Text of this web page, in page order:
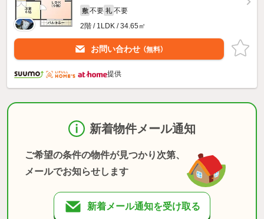
敷 不要 礼 不要
2階 / 1LDK / 34.65㎡
お問い合わせ （無料）
提供
新着物件メール通知
ご希望の条件の物件が見つかり次第、
メールでお知らせします
新着メール通知を受け取る